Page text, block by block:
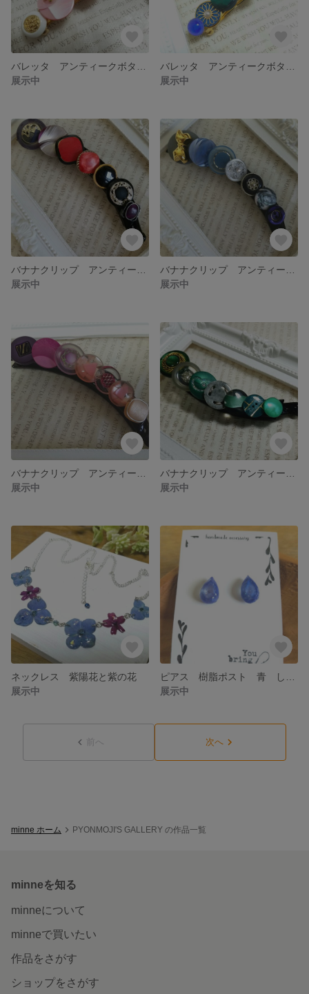
展示中
展示中
展示中
展示中
展示中
展示中
ネックレス 紫陽花と紫の花
展示中
展示中
前へ 次へ
minne ホーム PYONMOJI'S GALLERY の作品一覧
minneを知る
minneについて
minneで買いたい
作品をさがす
ショップをさがす